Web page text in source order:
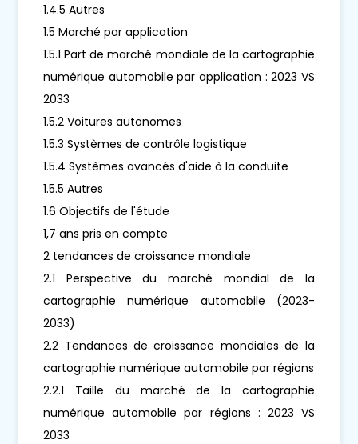
1.4.5 Autres
1.5 Marché par application
1.5.1 Part de marché mondiale de la cartographie
numérique automobile par application : 2023 VS
2033
1.5.2 Voitures autonomes
1.5.3 Systèmes de contrôle logistique
1.5.4 Systèmes avancés d'aide à la conduite
1.5.5 Autres
1.6 Objectifs de l'étude
1,7 ans pris en compte
2 tendances de croissance mondiale
2.1 Perspective du marché mondial de la
cartographie numérique automobile (2023-
2033)
2.2 Tendances de croissance mondiales de la
cartographie numérique automobile par régions
2.2.1 Taille du marché de la cartographie
numérique automobile par régions : 2023 VS
2033